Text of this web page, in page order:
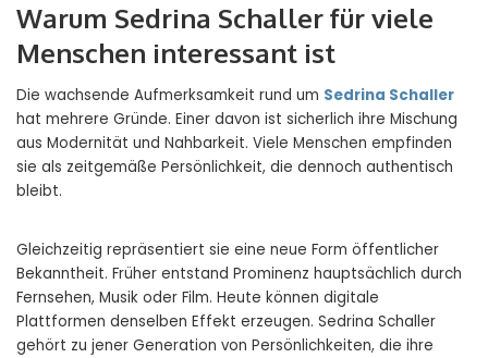
Warum Sedrina Schaller für viele
Menschen interessant ist
Die wachsende Aufmerksamkeit rund um Sedrina Schaller
hat mehrere Gründe. Einer davon ist sicherlich ihre Mischung
aus Modernität und Nahbarkeit. Viele Menschen empfinden
sie als zeitgemäße Persönlichkeit, die dennoch authentisch
bleibt.
Gleichzeitig repräsentiert sie eine neue Form öffentlicher
Bekanntheit. Früher entstand Prominenz hauptsächlich durch
Fernsehen, Musik oder Film. Heute können digitale
Plattformen denselben Effekt erzeugen. Sedrina Schaller
gehört zu jener Generation von Persönlichkeiten, die ihre